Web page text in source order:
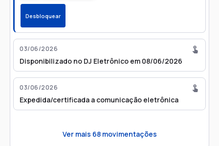
Desbloquear
03/06/2026
Disponibilizado no DJ Eletrônico em 08/06/2026
03/06/2026
Expedida/certificada a comunicação eletrônica
Ver mais 68movimentações